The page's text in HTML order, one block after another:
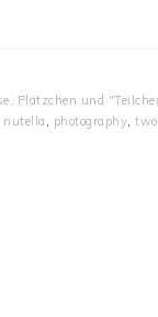
Plätzchen und
nutella , photography,